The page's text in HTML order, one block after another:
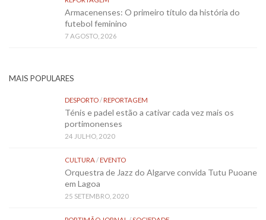
Armacenenses: O primeiro título da história do
futebol feminino
7 AGOSTO, 2026
MAIS POPULARES
DESPORTO/REPORTAGEM
Ténis e padel estão a cativar cada vez mais os
portimonenses
24 JULHO, 2020
CULTURA/EVENTO
Orquestra de Jazz do Algarve convida Tutu Puoane
em Lagoa
25 SETEMBRO, 2020